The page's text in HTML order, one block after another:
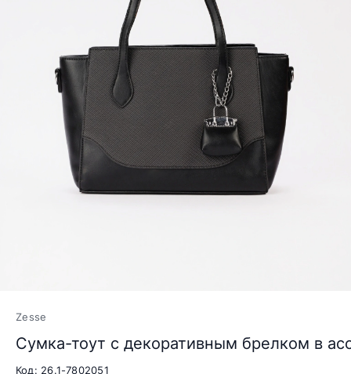
Zesse
Сумка-тоут с декоративным брелком в
Код: 26.1-7802051